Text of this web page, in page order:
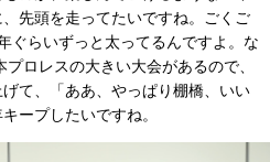
先頭を走ってたいですね。ごくご
ぐらいずっと太ってるんですよ。な
ロレスの大きい大会があるので、
て、「ああ、やっぱり棚橋、いい
ープしたいですね。